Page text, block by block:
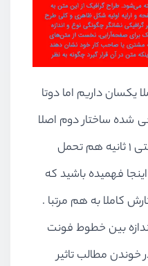
یکسان داریم اما دوتا
شده ساختار دوم اصلا
قابل دیدنم نیست . من که حتی 1 ثانیه هم تحمل
فهمیده باشید که
کاملا به هم مرتبا .
بین خطوط فونت
مطالب تاثیر